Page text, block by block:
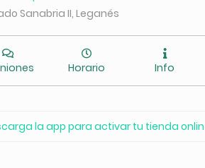
Sanabria II, Leganés
Horario Info
la app para activar tu tienda